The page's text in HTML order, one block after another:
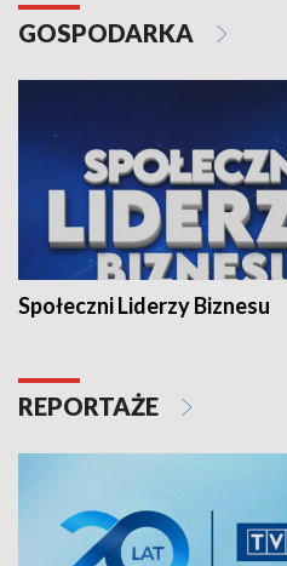
GOSPODARKA
Społeczni Liderzy Biznesu
REPORTAŻE